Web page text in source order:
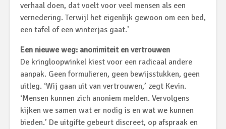
verhaal doen, dat voelt voor veel mensen als een
vernedering. Terwijl het eigenlijk gewoon om een bed,
een tafel of een winterjas gaat.’
Een nieuwe weg: anonimiteit en vertrouwen
De kringloopwinkel kiest voor een radicaal andere
aanpak. Geen formulieren, geen bewijsstukken, geen
uitleg. ‘Wij gaan uit van vertrouwen,’ zegt Kevin.
‘Mensen kunnen zich anoniem melden. Vervolgens
kijken we samen wat er nodig is en wat we kunnen
bieden.’ De uitgifte gebeurt discreet, op afspraak en